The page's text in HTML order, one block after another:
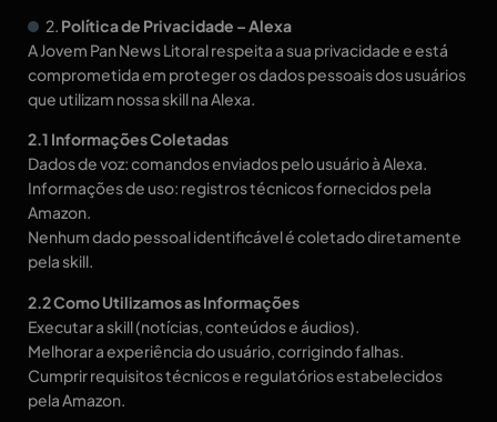
2. Política de Privacidade – Alexa
A Jovem Pan News Litoral respeita a sua privacidade e está
comprometida em proteger os dados pessoais dos usuários
que utilizam nossa skill na Alexa.
2.1 Informações Coletadas
Dados de voz: comandos enviados pelo usuário à Alexa.
Informações de uso: registros técnicos fornecidos pela
Amazon.
Nenhum dado pessoal identificável é coletado diretamente
pela skill.
2.2 Como Utilizamos as Informações
Executar a skill (notícias, conteúdos e áudios).
Melhorar a experiência do usuário, corrigindo falhas.
Cumprir requisitos técnicos e regulatórios estabelecidos
pela Amazon.